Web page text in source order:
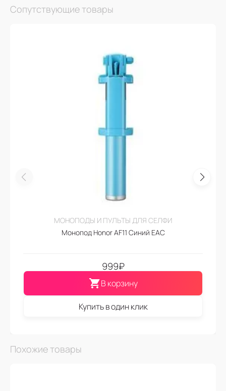
Сопутствующие товары
МОНОПОДЫ И ПУЛЬТЫ ДЛЯ СЕЛФИ
Монопод Honor AF11 Синий EAC
999₽
В корзину
Купить в один клик
Похожие товары